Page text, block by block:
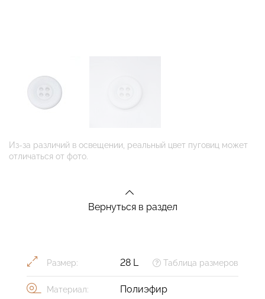
Из-за различий в освещении, реальный цвет пуговиц может
отличаться от фото.
Вернуться в раздел
Размер: 28 L Таблица размеров
Материал: Полиэфир